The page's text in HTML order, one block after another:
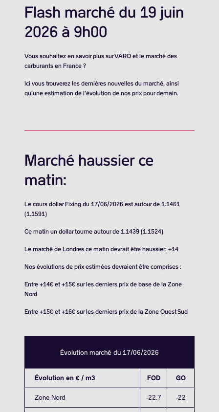
Flash marché du 19 juin
2026 à 9h00
Vous souhaitez en savoir plus sur VARO et le marché des
carburants en France ?
Ici vous trouverez les dernières nouvelles du marché, ainsi
qu’une estimation de l’évolution de nos prix pour demain.
Marché haussier ce
matin:
Le cours dollar Fixing du 17/06/2026 est autour de 1.1461
(1.1591)
Ce matin un dollar tourne autour de 1.1439 (1.1524)
Le marché de Londres ce matin devrait être haussier: +14
Nos évolutions de prix estimées devraient être comprises :
Entre +14€ et +15€ sur les derniers prix de base de la Zone
Nord
Entre +15€ et +16€ sur les derniers prix de la Zone Ouest Sud
Évolution marché du 17/06/2026
Évolution en € / m3 FOD GO
Zone Nord -22.7 -22